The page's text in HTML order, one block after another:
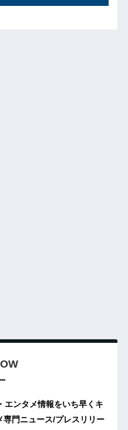
エンタメ情報をいち早くキ
専門ニュース/プレスリリー